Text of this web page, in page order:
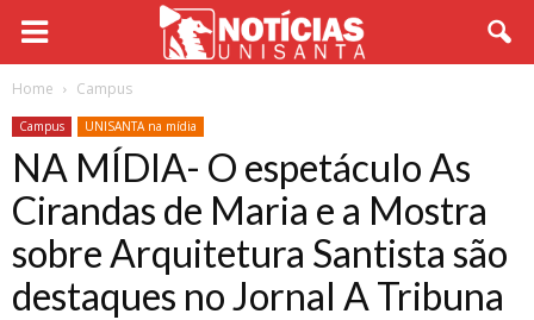
Home Campus
Campus UNISANTA na mídia
NA MÍDIA- O espetáculo As
Cirandas de Maria e a Mostra
sobre Arquitetura Santista são
destaques no Jornal A Tribuna